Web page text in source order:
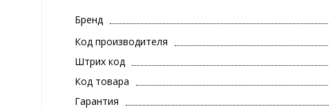
Бренд
Код производителя
Штрих код
Код товара
Гарантия